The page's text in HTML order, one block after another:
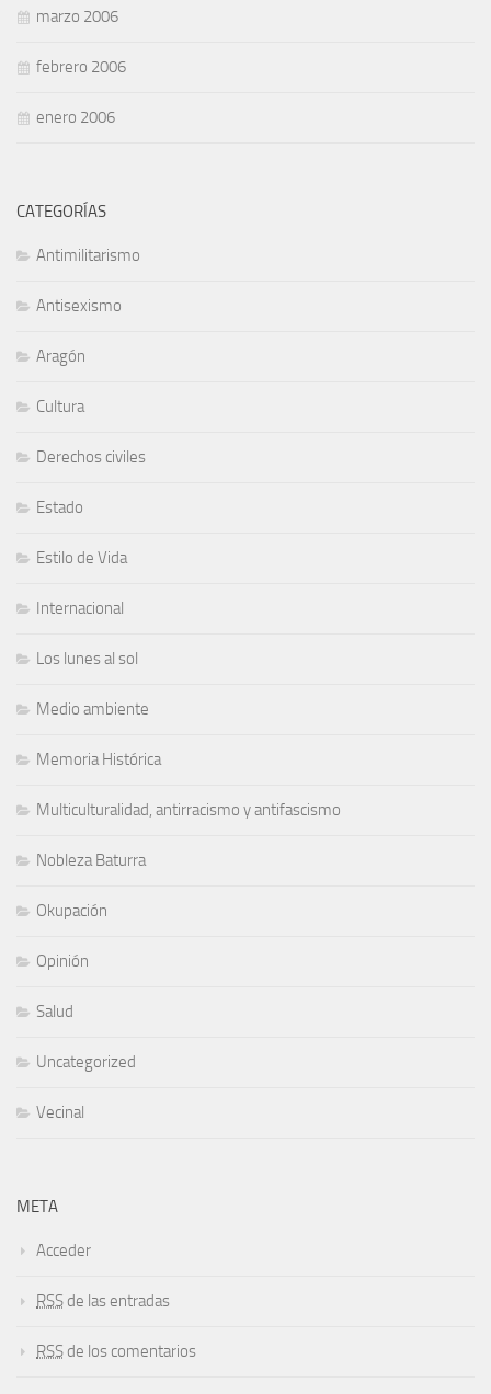
marzo 2006
febrero 2006
enero 2006
CATEGORÍAS
Antimilitarismo
Antisexismo
Aragón
Cultura
Derechos civiles
Estado
Estilo de Vida
Internacional
Los lunes al sol
Medio ambiente
Memoria Histórica
Multiculturalidad, antirracismo y antifascismo
Nobleza Baturra
Okupación
Opinión
Salud
Uncategorized
Vecinal
META
Acceder
RSS de las entradas
RSS de los comentarios